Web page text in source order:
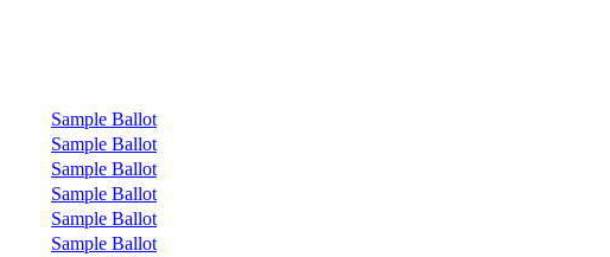
Sample Ballot
Sample Ballot
Sample Ballot
Sample Ballot
Sample Ballot
Sample Ballot